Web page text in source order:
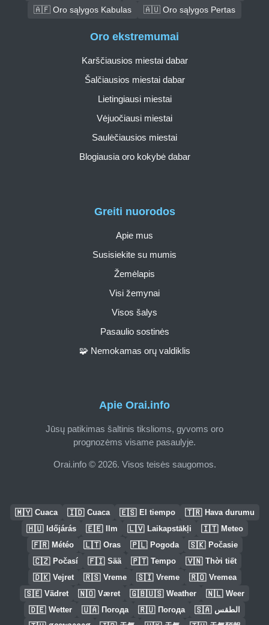
🇦🇫 Oro sąlygos Kabulas
🇦🇺 Oro sąlygos Pertas
Apie Orai.info
Jūsų patikimas šaltinis tikslioms, gyvoms oro
prognozėms visame pasaulyje.
Orai.info © 2026. Visos teisės saugomos.
Greiti nuorodos
Apie mus
Susisiekite su mumis
Žemėlapis
Visi žemynai
Visos šalys
Pasaulio sostinės
🧩 Nemokamas orų valdiklis
Oro ekstremumai
Karščiausios miestai dabar
Šalčiausios miestai dabar
Lietingiausi miestai
Vėjuočiausi miestai
Saulėčiausios miestai
Blogiausia oro kokybė dabar
🇲🇾 Cuaca 🇮🇩 Cuaca 🇪🇸 El tiempo 🇹🇷 Hava durumu
🇭🇺 Időjárás 🇪🇪 Ilm 🇱🇻 Laikapstākļi 🇮🇹 Meteo
🇫🇷 Météo 🇱🇹 Oras 🇵🇱 Pogoda 🇸🇰 Počasie
🇨🇿 Počasí 🇫🇮 Sää 🇵🇹 Tempo 🇻🇳 Thời tiết
🇩🇰 Vejret 🇷🇸 Vreme 🇸🇮 Vreme 🇷🇴 Vremea
🇸🇪 Vädret 🇳🇴 Været 🇬🇧🇺🇸 Weather 🇳🇱 Weer
🇩🇪 Wetter 🇺🇦 Погода 🇷🇺 Погода 🇸🇦 الطقس